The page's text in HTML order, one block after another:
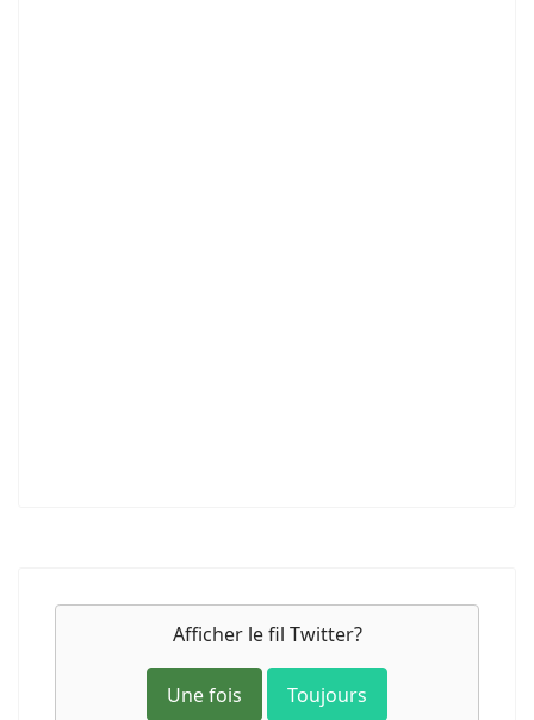
Afficher le fil Twitter?
Une fois Toujours